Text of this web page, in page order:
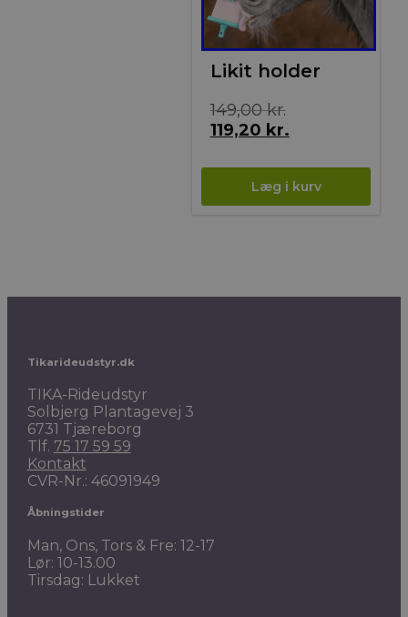
Likit holder
149,00kr.Den
oprindelige
var:
149,00 kr..
119,20 kr.Den
pris
er:
119,20 kr..
Tikarideudstyr.dk
TIKA-Rideudstyr
Solbjerg Plantagevej 3
6731 Tjæreborg
Tlf. 75 17 59 59
Kontakt
CVR-Nr.: 46091949
Åbningstider
Man, Ons, Tors & Fre: 12-17
Lør: 10-13.00
Tirsdag: Lukket